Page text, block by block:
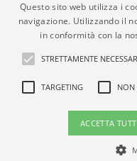
P.IVA
Copyright © 2026
Questo sito web utilizza i
navigazione. Utilizzando il
in conformità con la
STRETTAMENTE
TARGETING NON
ACCETTA